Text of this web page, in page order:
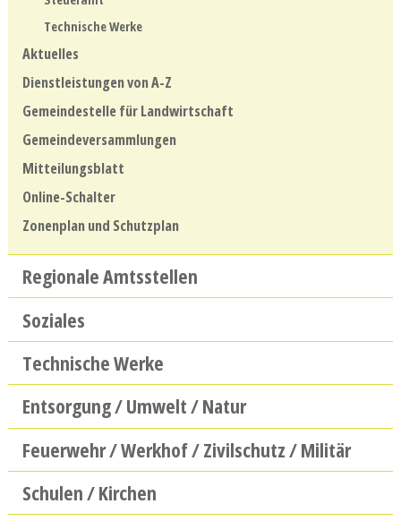
Technische Werke
Aktuelles
Dienstleistungen von A-Z
Gemeindestelle für Landwirtschaft
Gemeindeversammlungen
Mitteilungsblatt
Online-Schalter
Zonenplan und Schutzplan
Regionale Amtsstellen
Soziales
Technische Werke
Entsorgung / Umwelt / Natur
Feuerwehr / Werkhof / Zivilschutz / Militär
Schulen / Kirchen